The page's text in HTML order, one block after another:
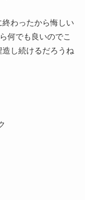
わったから悔しい
何でも良いのでこ
し続けるだろうね